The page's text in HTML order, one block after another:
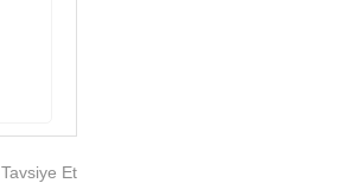
Tavsiye Et